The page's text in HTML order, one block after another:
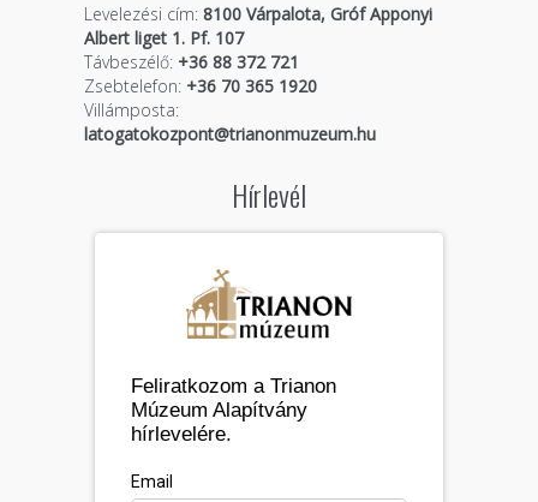
Levelezési cím: 8100 Várpalota, Gróf Apponyi
Albert liget 1. Pf. 107
Távbeszélő:+36 88 372 721
Zsebtelefon:+36 70 365 1920
Villámposta:
latogatokozpont@trianonmuzeum.hu
Hírlevél